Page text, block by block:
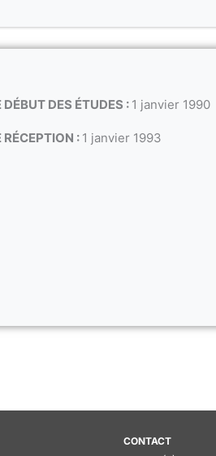
DÉBUT DES ÉTUDES : 1 janvier 1990
RÉCEPTION : 1 janvier 1993
CONTACT